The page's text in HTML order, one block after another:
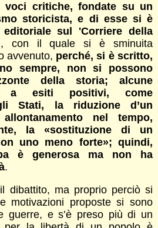
voci critiche, fondate su un
storicista, e di esse si è
sul 'Corriere della
, con il quale si è sminuita
avvenuto, perché, si è scritto,
sempre, non si possono
della storia; alcune
a esiti positivi, come
Stati, la riduzione d’un
nel tempo,
la «sostituzione di un
uno meno forte»; quindi,
è generosa ma non ha
.
dibattito, ma proprio perciò si
motivazioni proposte si sono
guerre, e s’è preso più di un